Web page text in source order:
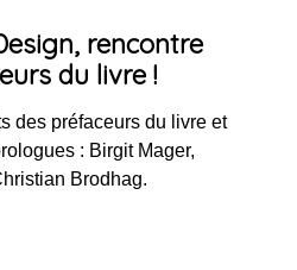
rencontre
du livre !
des préfaceurs du livre et
: Birgit Mager,
Brodhag.